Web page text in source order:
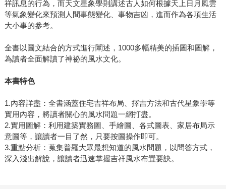
祥訊息的行為，而天文星象學則講述古人如何根據天上日月風雲
等氣象變化來預測人間事態變化、事物吉凶，進而作為各項生活
大小事的參考。
全書以圖文結合的方式進行闡述，1000多幅精美的插圖和圖解，
為讀者全面解讀了神祕的風水文化。
本書特色
1.內容詳盡：全書涵蓋住宅吉祥布局、擇吉方法和古代星象學等
實用內容，將讀者關心的風水問題一網打盡。
2.實用圖解：利用建築實務圖、手繪圖、各式圖表、家居布局示
意圖等，讓讀者一目了然，只要按圖操作即可。
3.重點分析：蒐集普羅大眾最想知道的風水問題，以問答方式，
深入淺出解說，讓讀者迅速掌握吉祥風水布置要訣。